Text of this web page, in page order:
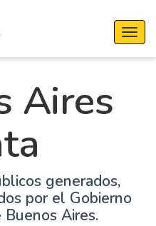
Aires
generados,
por el Gobierno
Aires.